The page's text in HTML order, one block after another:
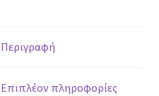
Περιγραφή
Επιπλέον πληροφορίες